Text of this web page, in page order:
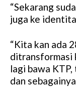
“Sekarang
juga ke
“Kita kan ada
ditransformasi
lagi bawa
dan